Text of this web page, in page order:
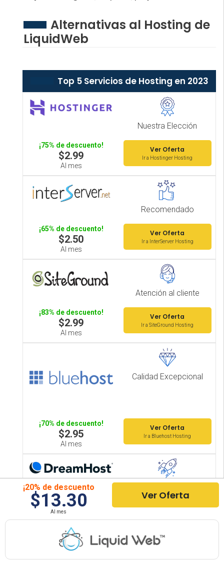
Alternativas al Hosting de
LiquidWeb
Top 5 Servicios de Hosting en 2023
Nuestra Elección
¡75% de descuento!
$2.99
Al mes
Ver Oferta
Ir a Hostinger Hosting
Recomendado
¡65% de descuento!
$2.50
Al mes
Ver Oferta
Ir a InterServer Hosting
Atención al cliente
¡83% de descuento!
$2.99
Al mes
Ver Oferta
Ir a SiteGround Hosting
Calidad Excepcional
¡70% de descuento!
$2.95
Al mes
Ver Oferta
Ir a Bluehost Hosting
¡63% de descuento!
$2.59
Al mes
Ir a Dreamhost Hosting
¡20% de descuento
$13.30
Al mes
Ver Oferta